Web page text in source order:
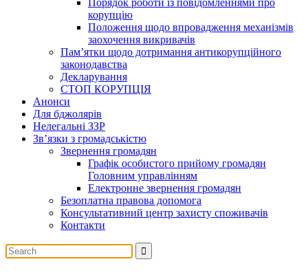
Порядок роботи із повідомленнями про
корупцію
Положення щодо впровадження механізмів
заохочення викривачів
Пам’ятки щодо дотримання антикорупційного
законодавства
Декларування
СТОП КОРУПЦІЯ
Анонси
Для бджолярів
Нелегальні ЗЗР
Зв’язки з громадськістю
Звернення громадян
Графік особистого прийому громадян
Головним управлінням
Електронне звернення громадян
Безоплатна правова допомога
Консультативний центр захисту споживачів
Контакти